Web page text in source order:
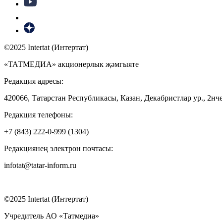
©2025 Intertat (Интертат)
«ТАТМЕДИА» акционерлык җәмгыяте
Редакция адресы:
420066, Татарстан Республикасы, Казан, Декабристлар ур.,
Редакция телефоны:
+7 (843) 222-0-999 (1304)
Редакциянең электрон почтасы:
infotat@tatar-inform.ru
©2025 Intertat (Интертат)
Учредитель АО «Татмедиа»